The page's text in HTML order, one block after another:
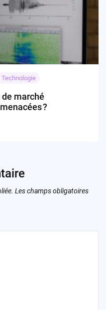
Technologie
de marché
?
Les champs obligatoires